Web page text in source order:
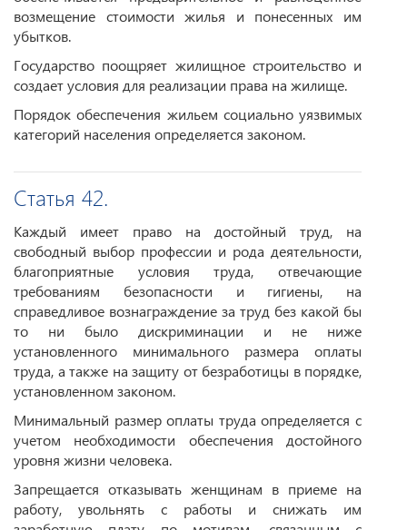
возмещение стоимости жилья и понесенных им
убытков.
Государство поощряет жилищное строительство и
создает условия для реализации права на жилище.
Порядок обеспечения жильем социально уязвимых
категорий населения определяется законом.
Статья 42.
Каждый имеет право на достойный труд, на
свободный выбор профессии и рода деятельности,
благоприятные условия труда, отвечающие
требованиям безопасности и гигиены, на
справедливое вознаграждение за труд без какой бы
то ни было дискриминации и не ниже
установленного минимального размера оплаты
труда, а также на защиту от безработицы в порядке,
установленном законом.
Минимальный размер оплаты труда определяется с
учетом необходимости обеспечения достойного
уровня жизни человека.
Запрещается отказывать женщинам в приеме на
работу, увольнять с работы и снижать им